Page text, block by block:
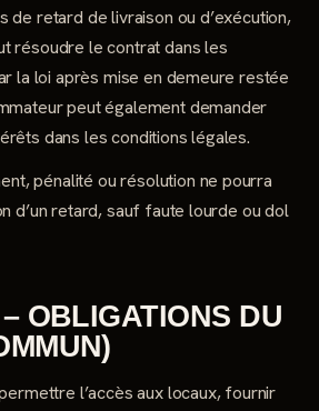
de retard de livraison ou d’exécution,
résoudre le contrat dans les
la loi après mise en demeure restée
peut également demander
dans les conditions légales.
pénalité ou résolution ne pourra
d’un retard, sauf faute lourde ou dol
OBLIGATIONS DU
l’accès aux locaux, fournir